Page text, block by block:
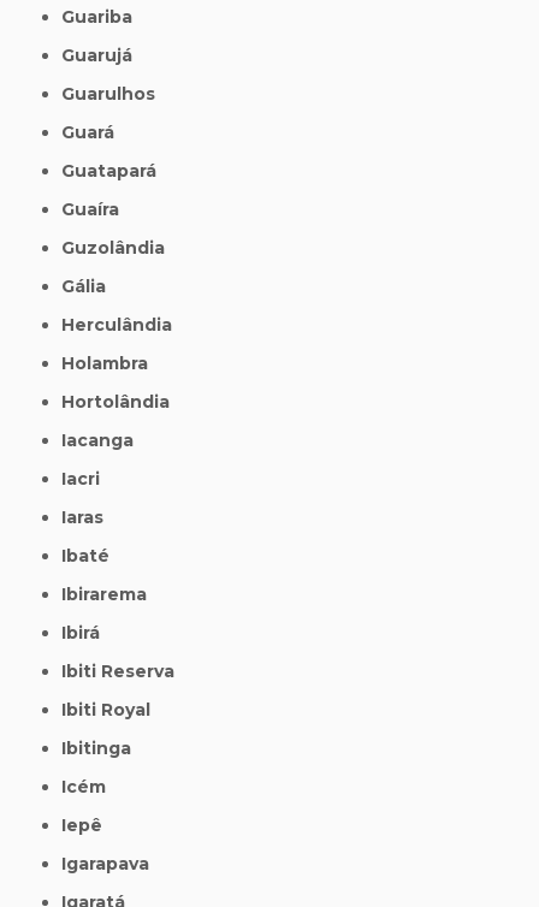
Guariba
Guarujá
Guarulhos
Guará
Guatapará
Guaíra
Guzolândia
Gália
Herculândia
Holambra
Hortolândia
Iacanga
Iacri
Iaras
Ibaté
Ibirarema
Ibirá
Ibiti Reserva
Ibiti Royal
Ibitinga
Icém
Iepê
Igarapava
Igaratá